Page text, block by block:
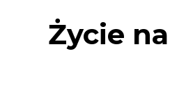
Życie